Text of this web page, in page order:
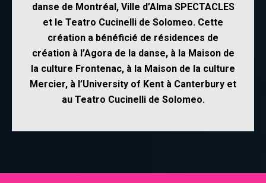
danse de Montréal, Ville d’Alma SPECTACLES
et le Teatro Cucinelli de Solomeo. Cette
création a bénéficié de résidences de
création à l’Agora de la danse, à la Maison de
la culture Frontenac, à la Maison de la culture
Mercier, à l’University of Kent à Canterbury et
au Teatro Cucinelli de Solomeo.